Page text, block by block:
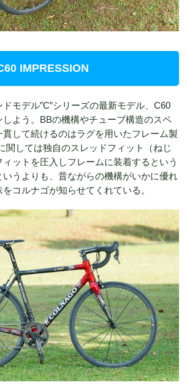
IMPRESSION
モデル”C”シリーズの最新モデル、C60
しよう。BBの機構やチューブ構造のスペ
貫して続けるのはラグを用いたフレーム製
関しては独自のスレッドフィット（ねじ
ットを圧入しフレームに装着するという
いうよりも、昔ながらの機構がいかに優れ
コルナゴが知らせてくれている。